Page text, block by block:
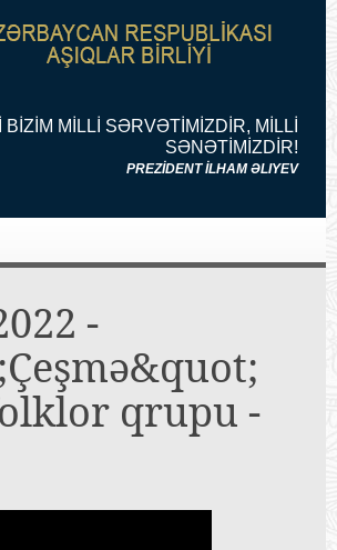
MİLLİ SƏRVƏTİMİZDİR, MİLLİ
SƏNƏTİMİZDİR!
PREZİDENT İLHAM ƏLIYEV
-
qrupu -